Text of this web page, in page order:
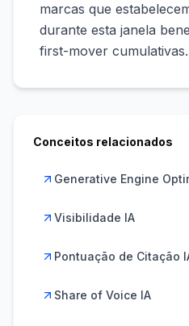
marcas que
durante esta janela
first-mover cumulativas.
Conceitos relacionados
Generative Engine
Visibilidade IA
Pontuação de Citação
Share of Voice IA